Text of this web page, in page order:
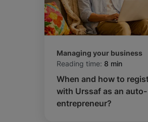
Managing your business
Reading time: 8 min
When and how to
with Urssaf as an auto-
entrepreneur?